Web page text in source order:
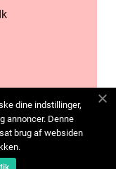
dine indstillinger,
annoncer. Denne
brug af websiden